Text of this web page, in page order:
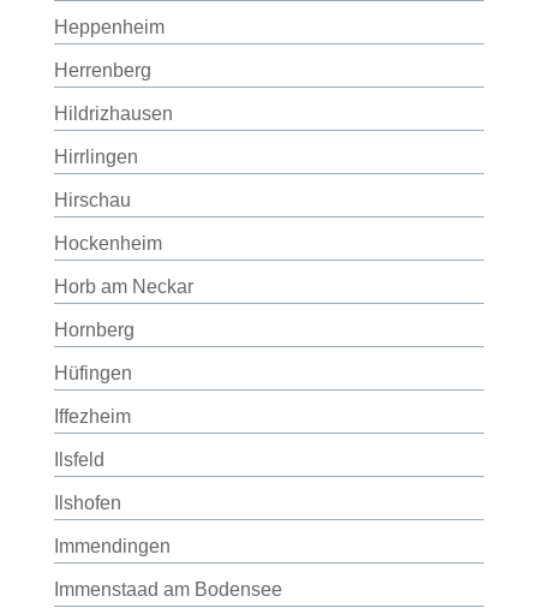
Heppenheim
Herrenberg
Hildrizhausen
Hirrlingen
Hirschau
Hockenheim
Horb am Neckar
Hornberg
Hüfingen
Iffezheim
Ilsfeld
Ilshofen
Immendingen
Immenstaad am Bodensee